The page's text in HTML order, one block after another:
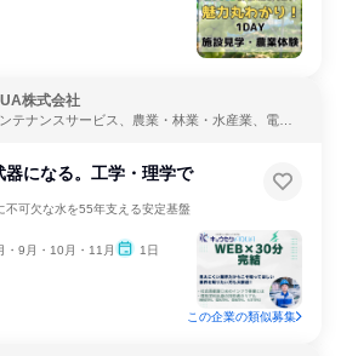
株式会社
テナンスサービス、農業・林業・水産業、電
になる。工学・理学で
不可欠な水を55年支える安定基盤
・9月・10月・11月 1日
この企業の類似募集